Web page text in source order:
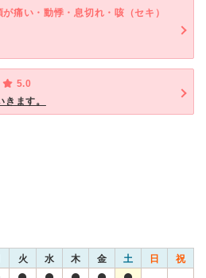
が痛い・動悸・息切れ・咳（セキ）
5.0
ます。
火 水 木 金 土 日 祝